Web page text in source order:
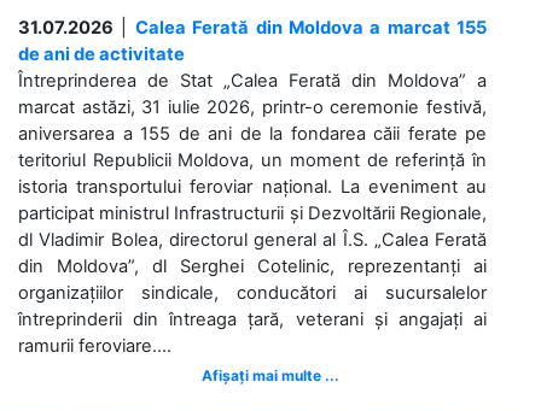
31.07.2026
Calea Ferată din Moldova a marcat 155
de ani de activitate
Întreprinderea de Stat „Calea Ferată din Moldova” a
marcat astăzi, 31 iulie 2026, printr-o ceremonie festivă,
aniversarea a 155 de ani de la fondarea căii ferate pe
teritoriul Republicii Moldova, un moment de referință în
istoria transportului feroviar național. La eveniment au
participat ministrul Infrastructurii și Dezvoltării Regionale,
dl Vladimir Bolea, directorul general al Î.S. „Calea Ferată
din Moldova”, dl Serghei Cotelinic, reprezentanți ai
organizațiilor sindicale, conducători ai sucursalelor
întreprinderii din întreaga țară, veterani și angajați ai
ramurii feroviare....
Afișați mai multe ...